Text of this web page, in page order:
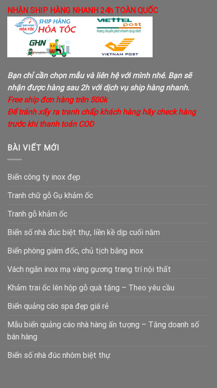
NHẬN SHIP HÀNG NHANH 24h TOÀN QUỐC
Bạn chỉ cần chọn mẫu và liên hệ với mình nhé. Bạn sẽ
nhận được hàng sau 2h với dịch vụ ship hàng nhanh.
Free ship đơn hàng trên 500k
Để tránh xẩy ra tranh chấp khách hàng hãy check hàng
trước khi thanh toán COD
BÀI VIẾT MỚI
Biển công ty inox đẹp
Tranh chữ gỗ Gụ khảm ốc
Tranh gỗ khảm ốc
Biển số nhà đúc biệt thự, liền kề dịp cuối năm
Biển phòng giám đốc, chủ tịch bằng inox
Vách ngăn inox mạ vàng gương trang trí nội thất
Khảm trai ốc lên hộp gỗ quà tặng – Theo yêu cầu
Biển quảng cáo spa đẹp giá rẻ
Mẫu biển quảng cáo nhà hàng ấn tượng – Tăng doanh số
bán hàng
Biển số nhà đúc nhôm biệt thự